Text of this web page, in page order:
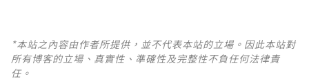
*本站之內容由作者所提供，並不代表本站的立場。因此本站對
所有博客的立場、真實性、準確性及完整性不負任何法律責
任。